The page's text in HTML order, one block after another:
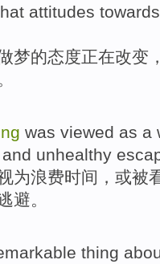
attitudes
梦的态度正在改变
was viewed as a
and unhealthy
为浪费时间 ， 或被
避。
thing